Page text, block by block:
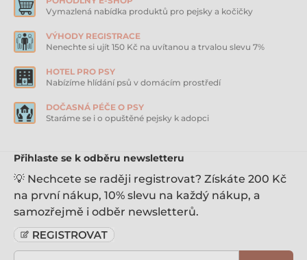
Složení:
Rýže, Hrách, Půlený hrách, Hovězí tuk 9 %, Lněné
semínko (2 %), Sušená čekanka (přírodní zdroj FOS a
(0,5 %), MOS (0,5 %), Yucca
Glukosamin hydrochlorid (50mg/kg), Chondroitin
sulfát (50mg/kg).
Analytické složky:
Hrubé tuky 18%
Vláknina 3,5%
Hrubý popel 7,5%
Vlhkost 9%
Vápník 1,1%
Fosfor 0,9%
Omega 3 0,9%
Omega 6 2,9%
Vymazlená nabídka produktů pro pejsky a kočičky
VÝHODY REGISTRACE
Nenechte si ujít 150 Kč na uvítanou a trvalou slevu 7%
HOTEL PRO PSY
Nabízíme hlídání psů v domácím prostředí
DOČASNÁ PÉČE O PSY
Staráme se i o opuštěné pejsky k adopci
Přihlaste se k odběru newsletteru
💡 Nechcete se raději registrovat? Získáte 200 Kč
na první nákup, 10% slevu na každý nákup, a
samozřejmě i odběr newsletterů.